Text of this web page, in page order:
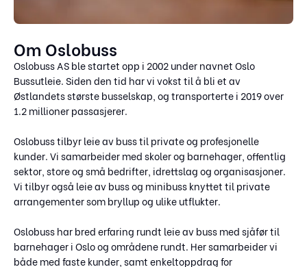
Om Oslobuss
Oslobuss AS ble startet opp i 2002 under navnet Oslo
Bussutleie. Siden den tid har vi vokst til å bli et av
Østlandets største busselskap, og transporterte i 2019 over
1.2 millioner passasjerer.
Oslobuss tilbyr leie av buss til private og profesjonelle
kunder. Vi samarbeider med skoler og barnehager, offentlig
sektor, store og små bedrifter, idrettslag og organisasjoner.
Vi tilbyr også leie av buss og minibuss knyttet til private
arrangementer som bryllup og ulike utflukter.
Oslobuss har bred erfaring rundt leie av buss med sjåfør til
barnehager i Oslo og områdene rundt. Her samarbeider vi
både med faste kunder, samt enkeltoppdrag for